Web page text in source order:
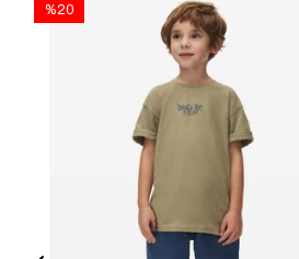
%20